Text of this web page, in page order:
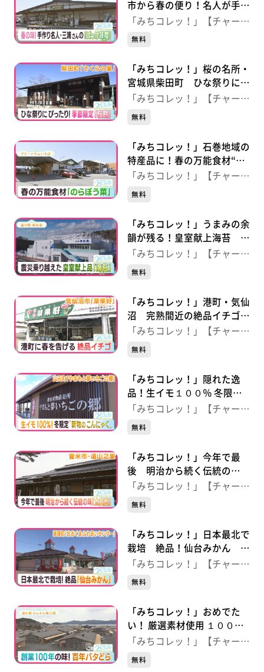
市から春の便り！名人が手作
りする“ばっけ味噌” 【山の
市）
「みちコレッ！」【チャー
ジ！】
無料
「みちコレッ！」桜の名所・
宮城県柴田町 ひな祭りにぴ
ったり“桜餅” 【さくらの
「みちコレッ！」【チャー
ジ！】
無料
「みちコレッ！」石巻地域の
特産品に！春の万能食材“の
らぼう菜” 【グリーンサム
「みちコレッ！」【チャー
ジ！】
無料
「みちコレッ！」うまみの余
韻が残る！皇室献上海苔
【道の駅東松島】（宮城・東
「みちコレッ！」【チャー
ジ！】
無料
「みちコレッ！」港町・気仙
沼 完熟間近の絶品イチゴ
おいしさの秘密とは？ 【菜
「みちコレッ！」【チャー
ジ！】
無料
「みちコレッ！」隠れた逸
品！生イモ１００％ 冬限
定“新物のこんにゃく” 【や
城・山元町）
「みちコレッ！」【チャー
ジ！】
無料
「みちコレッ！」今年で最
後 明治から続く伝統の
味“太白飴” 【とよま観光物
城・登米市）
「みちコレッ！」【チャー
ジ！】
無料
「みちコレッ！」日本最北で
栽培 絶品！仙台みかん
【おおくまふれあいセンタ
「みちコレッ！」【チャー
ジ！】
無料
「みちコレッ！」おめでた
い！ 厳選素材使用 １００年
を祝う“どら焼き” 【道の駅
三陸町）
「みちコレッ！」【チャー
ジ！】
無料